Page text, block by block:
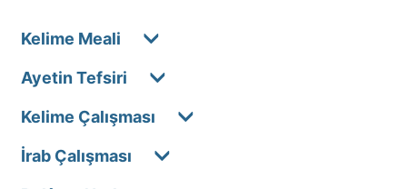
Kelime Meali
Ayetin Tefsiri
Kelime Çalışması
İrab Çalışması